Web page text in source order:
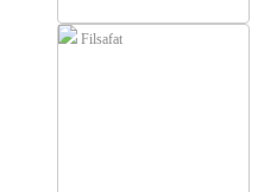
Filsafat